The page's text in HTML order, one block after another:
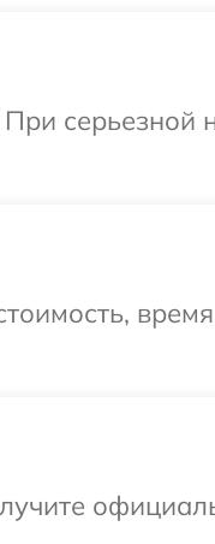
серьезной